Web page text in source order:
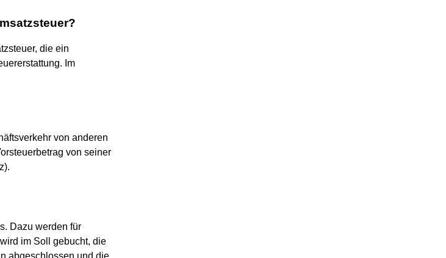
die ein
Im
von anderen
von seiner
Dazu werden für
im Soll gebucht, die
abgeschlossen und die